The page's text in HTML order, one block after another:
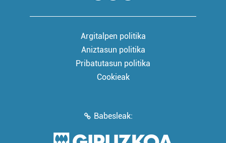
Argitalpen politika
Aniztasun politika
Pribatutasun politika
Cookieak
Babesleak: